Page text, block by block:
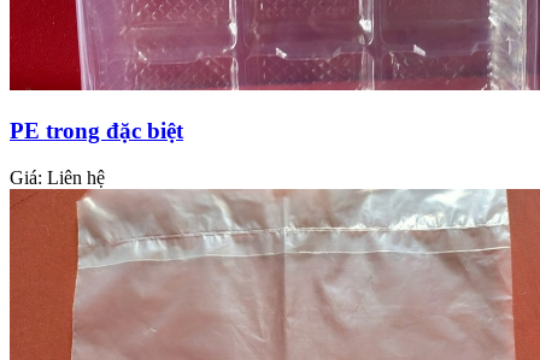
PE trong đặc biệt
Giá: Liên hệ